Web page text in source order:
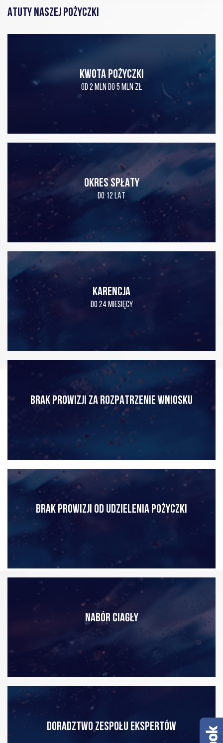
ATUTY NASZEJ POŻYCZKI
KWOTA POŻYCZKI
OD 2 MLN DO 5 MLN ZŁ
OKRES SPŁATY
DO 12 LAT
KARENCJA
DO 24 MIESIĘCY
BRAK PROWIZJI ZA ROZPATRZENIE WNIOSKU
BRAK PROWIZJI OD UDZIELENIA POŻYCZKI
NABÓR CIAGŁY
DORADZTWO ZESPOŁU EKSPERTÓW